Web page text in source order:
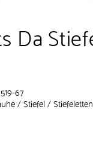
Da
67
/Stiefel/Stiefeletten